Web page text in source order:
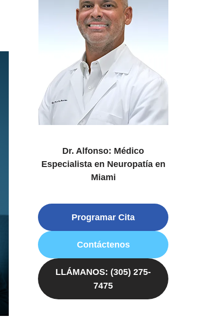
Dr. Alfonso: Médico
Especialista en Neuropatía en
Miami
Programar Cita
Contáctenos
LLÁMANOS: (305) 275-
7475